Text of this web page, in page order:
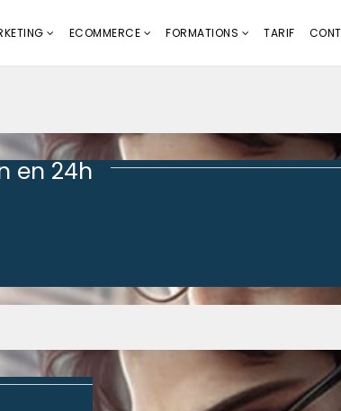
ECOMMERCE FORMATIONS TARIF
en 24h